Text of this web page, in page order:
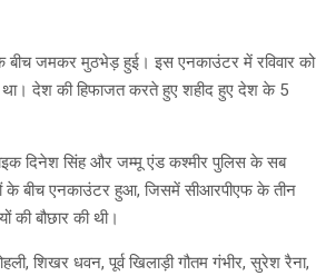
के बीच जमकर मुठभेड़ हुई। इस एनकाउंटर में रविवार को
था। देश की हिफाजत करते हुए शहीद हुए देश के 5
दिनेश सिंह और जम्मू एंड कश्मीर पुलिस के सब
के बीच एनकाउंटर हुआ, जिसमें सीआरपीएफ के तीन
की बौछार की थी।
शिखर धवन, पूर्व खिलाड़ी गौतम गंभीर, सुरेश रैना,